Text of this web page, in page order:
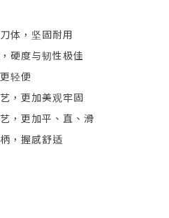
体，坚固耐用
硬度与韧性极佳
轻便
，更加美观牢固
，更加平、直、滑
，握感舒适